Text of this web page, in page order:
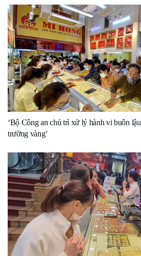
‘Bộ Công an chủ trì xử lý hành vi buôn
trường vàng’